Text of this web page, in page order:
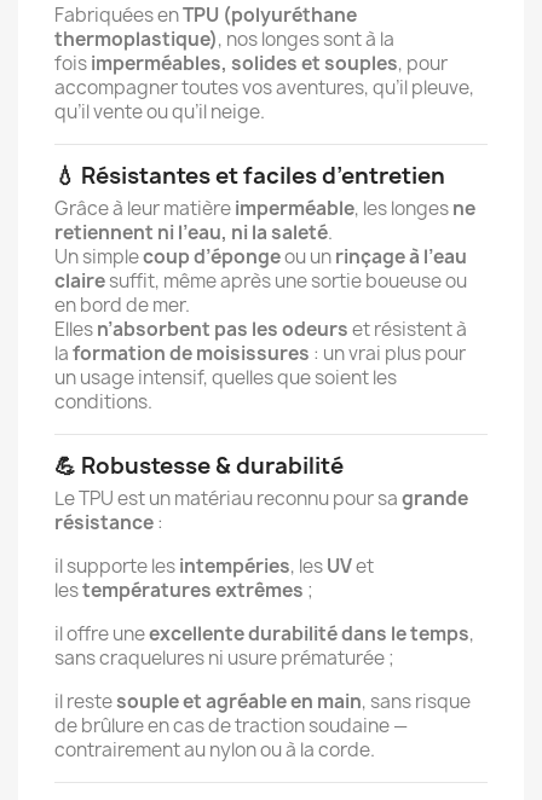
Fabriquées enTPU (polyuréthane
thermoplastique), nos longes sont à la
foisimperméables, solides et souples, pour
accompagner toutes vos aventures, qu’il pleuve,
qu’il vente ou qu’il neige.
💧 Résistantes et faciles d’entretien
Grâce à leur matièreimperméable, les longesne
retiennent ni l’eau, ni la saleté.
Un simplecoup d’épongeou unrinçage à l’eau
clairesuffit, même après une sortie boueuse ou
en bord de mer.
Ellesn’absorbent pas les odeurset résistent à
laformation de moisissures : un vrai plus pour
un usage intensif, quelles que soient les
conditions.
💪 Robustesse & durabilité
Le TPU est un matériau reconnu pour sagrande
résistance:
il supporte lesintempéries, lesUVet
lestempératures extrêmes ;
il offre uneexcellente durabilité dans le temps,
sans craquelures ni usure prématurée ;
il restesouple et agréable en main, sans risque
de brûlure en cas de traction soudaine —
contrairement au nylon ou à la corde.